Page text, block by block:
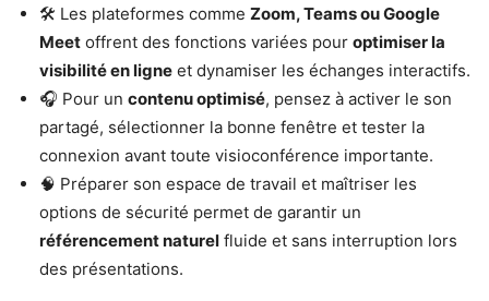
🛠️ Les plateformes comme Zoom, Teams ou Google
Meet offrent des fonctions variées pour optimiser la
visibilité en ligne et dynamiser les échanges interactifs.
🎧 Pour un contenu optimisé, pensez à activer le son
partagé, sélectionner la bonne fenêtre et tester la
connexion avant toute visioconférence importante.
🧠 Préparer son espace de travail et maîtriser les
options de sécurité permet de garantir un
référencement naturel fluide et sans interruption lors
des présentations.